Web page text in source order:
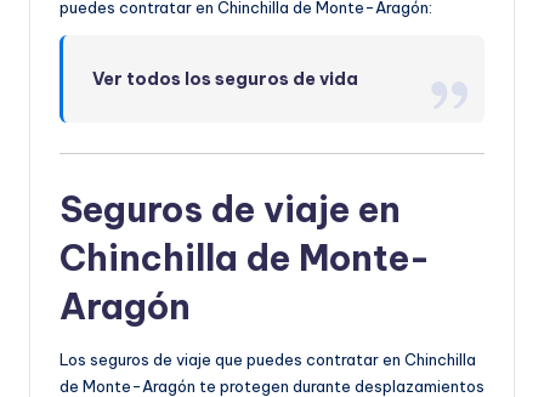
puedes contratar en Chinchilla de Monte-Aragón:
Ver todos los seguros de vida
Seguros de viaje en
Chinchilla de Monte-
Aragón
Los seguros de viaje que puedes contratar en Chinchilla
de Monte-Aragón te protegen durante desplazamientos